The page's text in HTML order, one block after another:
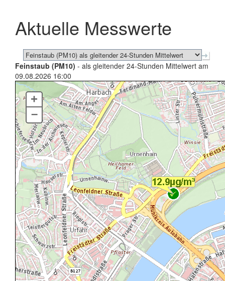
schließen
Aktuelle Messwerte
Feinstaub (PM10) - als gleitender 24-Stunden Mittelwert am
09.08.2026 16:00
+
–